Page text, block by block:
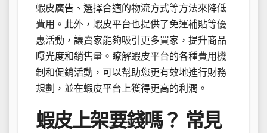
蝦皮廣告、選擇合適的物流方式等方法來降低
費用。此外，蝦皮平台也提供了免運補貼等優
惠活動，讓賣家能夠吸引更多買家，提升商品
曝光度和銷售量。瞭解蝦皮平台的各種費用機
制和促銷活動，可以幫助您更有效地進行財務
規劃，並在蝦皮平台上獲得更高的利潤。
蝦皮上架要錢嗎？ 常見